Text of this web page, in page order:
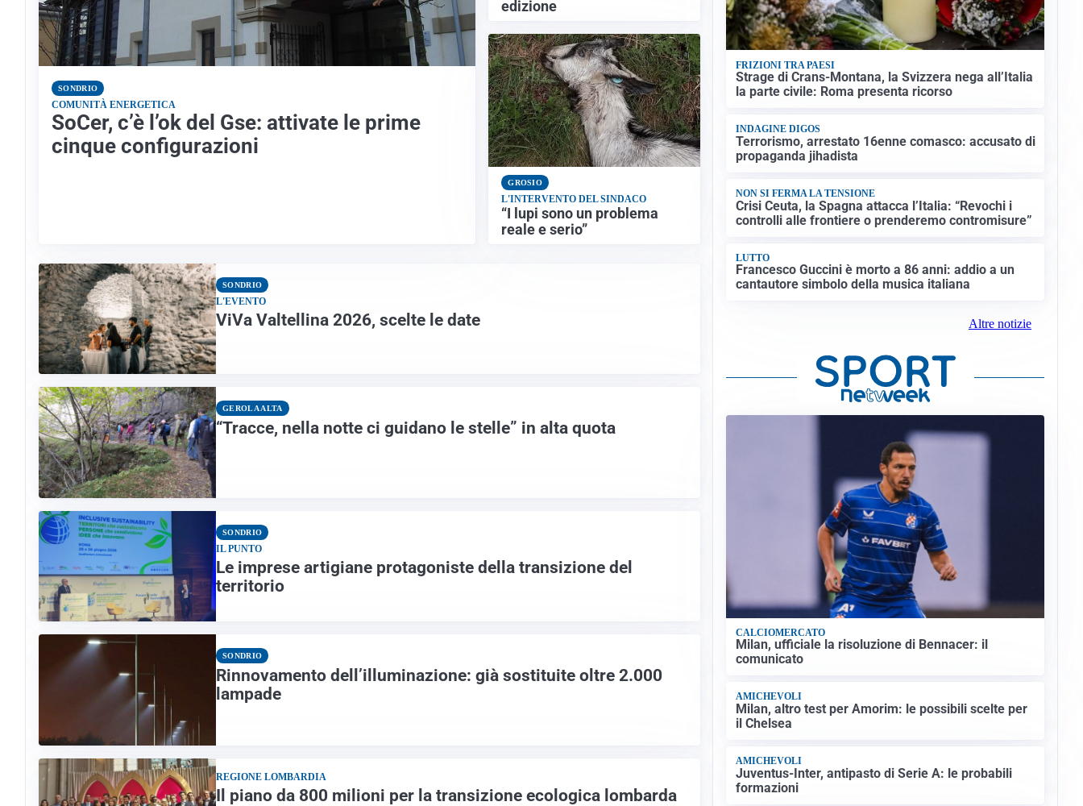
SONDRIO
COMUNITÀ ENERGETICA
SoCer, c’è l’ok del Gse: attivate le prime
cinque configurazioni
edizione
GROSIO
L'INTERVENTO DEL SINDACO
“I lupi sono un problema
reale e serio”
SONDRIO
L'EVENTO
ViVa Valtellina 2026, scelte le date
GEROLA ALTA
“Tracce, nella notte ci guidano le stelle” in alta quota
SONDRIO
IL PUNTO
Le imprese artigiane protagoniste della transizione del
territorio
SONDRIO
Rinnovamento dell’illuminazione: già sostituite oltre 2.000
lampade
REGIONE LOMBARDIA
Il piano da 800 milioni per la transizione ecologica lombarda
FRIZIONI TRA PAESI
Strage di Crans-Montana, la Svizzera nega all’Italia
la parte civile: Roma presenta ricorso
INDAGINE DIGOS
Terrorismo, arrestato 16enne comasco: accusato di
propaganda jihadista
NON SI FERMA LA TENSIONE
Crisi Ceuta, la Spagna attacca l’Italia: “Revochi i
controlli alle frontiere o prenderemo contromisure”
LUTTO
Francesco Guccini è morto a 86 anni: addio a un
cantautore simbolo della musica italiana
Altre notizie
CALCIOMERCATO
Milan, ufficiale la risoluzione di Bennacer: il
comunicato
AMICHEVOLI
Milan, altro test per Amorim: le possibili scelte per
il Chelsea
AMICHEVOLI
Juventus-Inter, antipasto di Serie A: le probabili
formazioni